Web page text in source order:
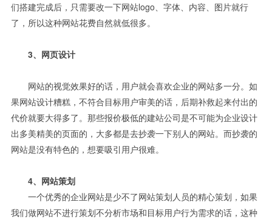
们搭建完成后，只需要改一下网站logo、字体、内容、图片就行
了，所以这种网站花费自然就低很多。
3、网页设计
网站的视觉效果好的话，用户就会喜欢企业的网站多一分。如
果网站设计糟糕，不符合目标用户审美的话，后期补救起来付出的
代价就要大得多了。那些报价极低的建站公司是不可能为企业设计
出多美精美的页面的，大多都是去抄袭一下别人的网站。而抄袭的
网站是没有特色的，想要吸引用户很难。
4、网站策划
一个优秀的企业网站是少不了网站策划人员的精心策划，如果
我们做网站不进行策划不分析市场和目标用户行为需求的话，这种